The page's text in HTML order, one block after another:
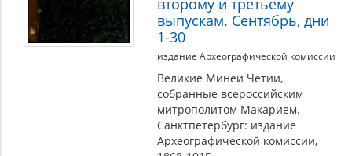
выпускам. Сентябрь, дни
1-30
издание Археографической комиссии
Великие Минеи Четии,
собранные всероссийским
митрополитом Макарием.
Санктпетербург: издание
Археографической комиссии,